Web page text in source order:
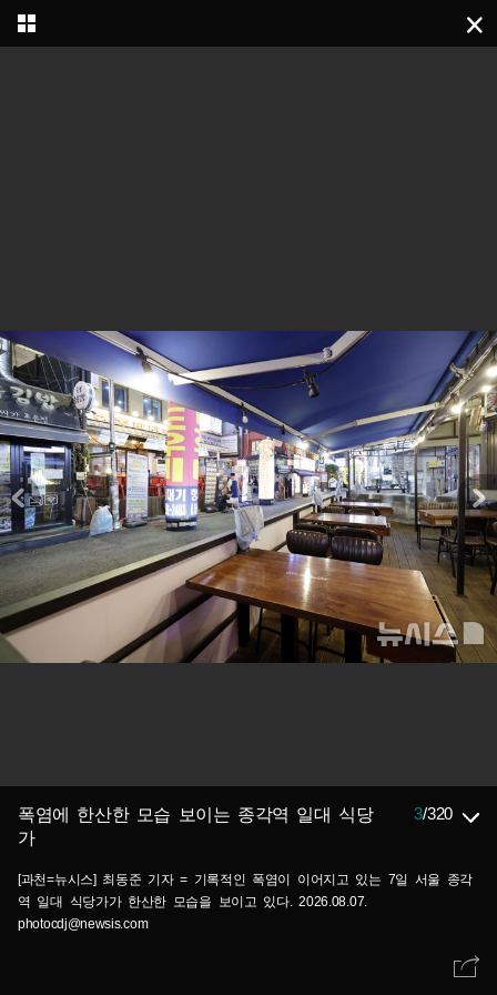
폭염에 한산한 모습 보이는 종각역 일대 식당
가
3/320
[과천=뉴시스] 최동준 기자 = 기록적인 폭염이 이어지고 있는 7일 서울 종각
역 일대 식당가가 한산한 모습을 보이고 있다. 2026.08.07.
photocdj@newsis.com